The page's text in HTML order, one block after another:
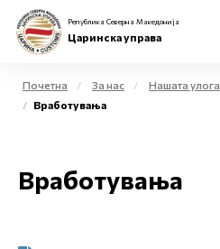
Физички лица
Република Северна Македонија
Царинска управа
Почетна За нас Нашата улога
Вработувања
Вработувања